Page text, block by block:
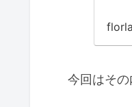
今回はそ